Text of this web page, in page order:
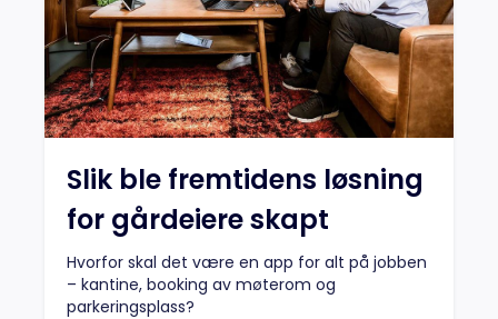
Slik ble fremtidens løsning
for gårdeiere skapt
Hvorfor skal det være en app for alt på jobben
– kantine, booking av møterom og
parkeringsplass?